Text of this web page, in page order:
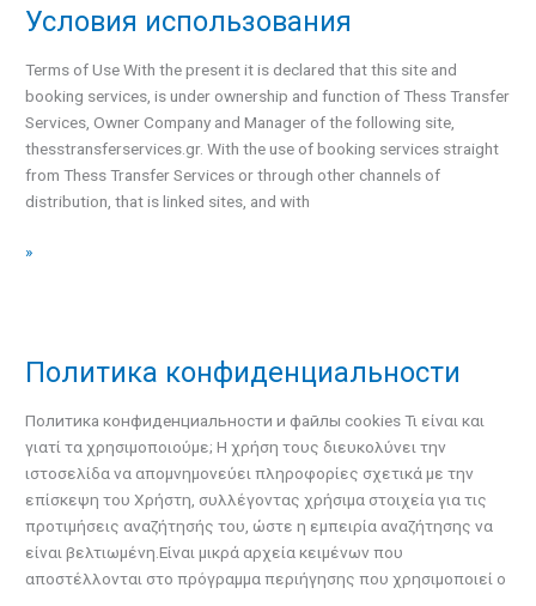
Условия использования
Terms of Use With the present it is declared that this site and
booking services, is under ownership and function of Thess Transfer
Services, Owner Company and Manager of the following site,
thesstransferservices.gr. With the use of booking services straight
from Thess Transfer Services or through other channels of
distribution, that is linked sites, and with
Условия
»
Политика конфиденциальности
Политика конфиденциальности и файлы cookies Τι είναι και
γιατί τα χρησιμοποιούμε; Η χρήση τους διευκολύνει την
ιστοσελίδα να απομνημονεύει πληροφορίες σχετικά με την
επίσκεψη του Χρήστη, συλλέγοντας χρήσιμα στοιχεία για τις
προτιμήσεις αναζήτησής του, ώστε η εμπειρία αναζήτησης να
είναι βελτιωμένη.Είναι μικρά αρχεία κειμένων που
αποστέλλονται στο πρόγραμμα περιήγησης που χρησιμοποιεί ο
Политика